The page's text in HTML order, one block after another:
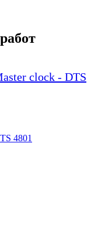
clock - DTS
4801